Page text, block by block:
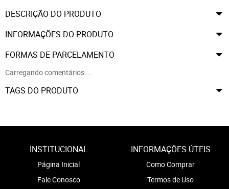
DESCRIÇÃO DO PRODUTO
INFORMAÇÕES DO PRODUTO
FORMAS DE PARCELAMENTO
Carregando comentários ...
TAGS DO PRODUTO
INSTITUCIONAL
Página Inicial
Fale Conosco
INFORMAÇÕES ÚTEIS
Como Comprar
Termos de Uso